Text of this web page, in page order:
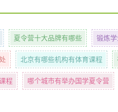
夏令营十大品牌有哪些 锻炼
北京有哪些机构有体育课程
程 哪个城市有举办国学夏令营